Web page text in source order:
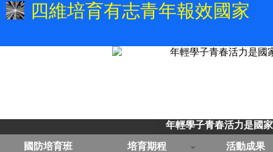
四維培育有志青年報效國家
年輕學子青春活力是國
國防培育班 培育期程 活動成果